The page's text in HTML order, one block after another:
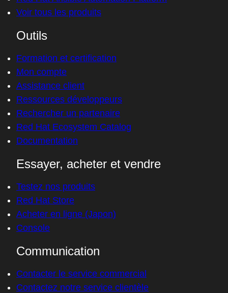
Red Hat Enterprise Linux
Red Hat OpenShift
Red Hat Ansible Automation Platform
Outils
Formation et certification
Mon compte
Assistance client
Ressources développeurs
Rechercher un partenaire
Red Hat Ecosystem Catalog
Essayer, acheter et vendre
Testez nos produits
Red Hat Store
Acheter en ligne (Japon)
Communication